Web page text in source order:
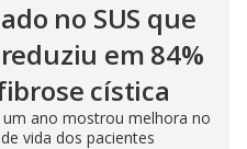
no SUS que
em 84%
cística
ano mostrou melhora no
vida dos pacientes